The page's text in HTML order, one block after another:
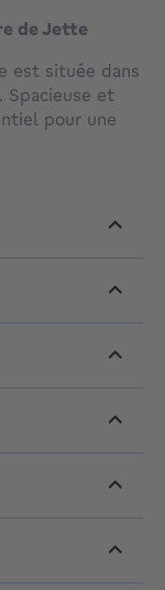
de Jette
est située dans
et
pour une
et 5